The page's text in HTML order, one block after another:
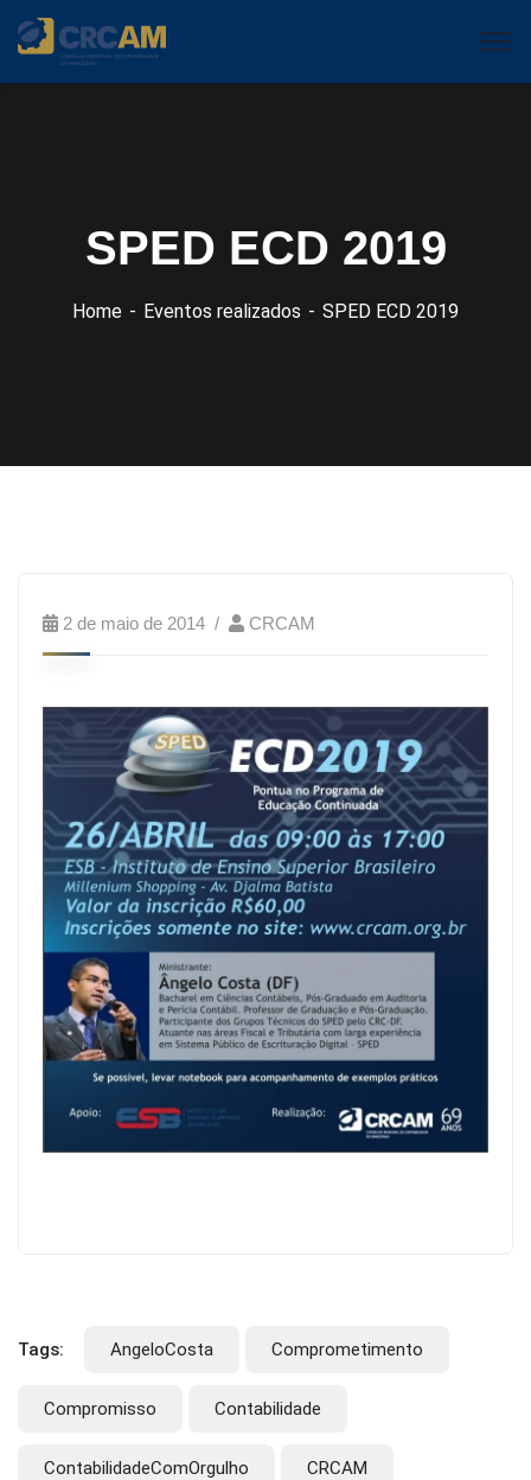
SPED ECD 2019
Home Eventos realizados SPED ECD 2019
2 de maio de 2014 CRCAM
Tags: AngeloCosta Comprometimento
Compromisso Contabilidade
ContabilidadeComOrgulho CRCAM